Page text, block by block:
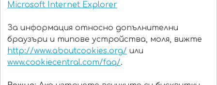
Microsoft Internet Explorer
За информация относно допълнителни
браузъри и типове устройства, моля, вижте
http://www.aboutcookies.org/ или
www.cookiecentral.com/faq/.